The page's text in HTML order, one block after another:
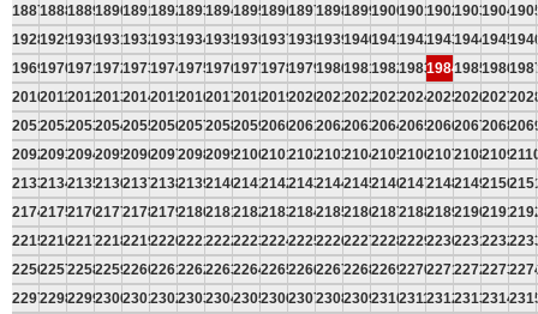
188718881889189018911892189318941895189618971898189919001901190219031904
192819291930193119321933193419351936193719381939194019411942194319441945
196919701971197219731974197519761977197819791980198119821983198419851986
201020112012201320142015201620172018201920202021202220232024202520262027
205120522053205420552056205720582059206020612062206320642065206620672068
209220932094209520962097209820992100210121022103210421052106210721082109
213321342135213621372138213921402141214221432144214521462147214821492150
217421752176217721782179218021812182218321842185218621872188218921902191
221522162217221822192220222122222223222422252226222722282229223022312232
225622572258225922602261226222632264226522662267226822692270227122722273
229722982299230023012302230323042305230623072308230923102311231223132314